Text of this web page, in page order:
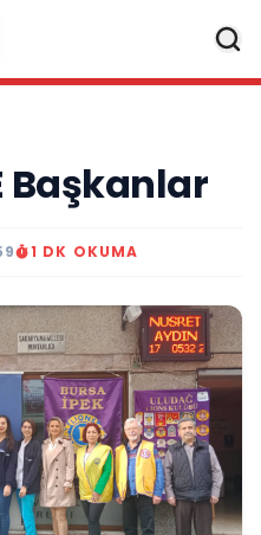
Başkanlar
1 DK OKUMA